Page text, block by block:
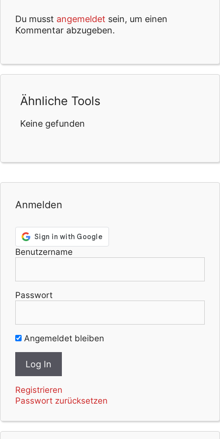
Du musst angemeldet sein, um einen
Kommentar abzugeben.
Ähnliche Tools
Keine gefunden
Anmelden
Benutzername
Passwort
Angemeldet bleiben
Registrieren
Passwort zurücksetzen